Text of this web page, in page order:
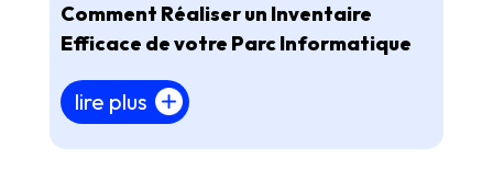
Comment Réaliser un Inventaire
Efficace de votre Parc Informatique
lire plus